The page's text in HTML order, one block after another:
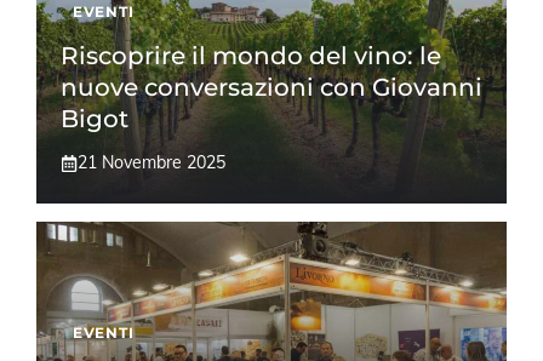
EVENTI
Riscoprire il mondo del vino: le
nuove conversazioni con Giovanni
Bigot
21 Novembre 2025
EVENTI